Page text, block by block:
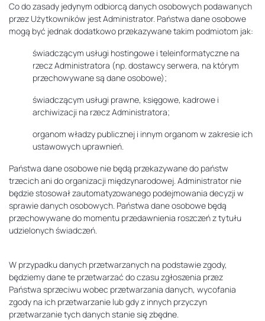
Co do zasady jedynym odbiorcą danych osobowych podawanych
przez Użytkowników jest Administrator. Państwa dane osobowe
mogą być jednak dodatkowo przekazywane takim podmiotom jak:
świadczącym usługi hostingowe i teleinformatyczne na
rzecz Administratora (np. dostawcy serwera, na którym
przechowywane są dane osobowe);
świadczącym usługi prawne, księgowe, kadrowe i
archiwizacji na rzecz Administratora;
organom władzy publicznej i innym organom w zakresie ich
ustawowych uprawnień.
Państwa dane osobowe nie będą przekazywane do państw
trzecich ani do organizacji międzynarodowej. Administrator nie
będzie stosował zautomatyzowanego podejmowania decyzji w
sprawie danych osobowych. Państwa dane osobowe będą
przechowywane do momentu przedawnienia roszczeń z tytułu
udzielonych świadczeń.
W przypadku danych przetwarzanych na podstawie zgody,
będziemy dane te przetwarzać do czasu zgłoszenia przez
Państwa sprzeciwu wobec przetwarzania danych, wycofania
zgody na ich przetwarzanie lub gdy z innych przyczyn
przetwarzanie tych danych stanie się zbędne.